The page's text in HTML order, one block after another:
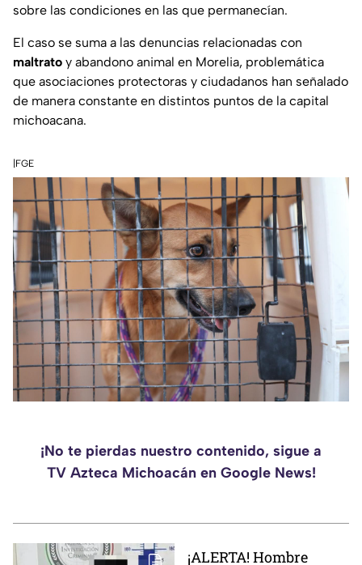
sobre las condiciones en las que permanecían.
El caso se suma a las denuncias relacionadas con
maltrato y abandono animal en Morelia, problemática
que asociaciones protectoras y ciudadanos han señalado
de manera constante en distintos puntos de la capital
michoacana.
|FGE
¡No te pierdas nuestro contenido, sigue a
TV Azteca Michoacán en Google News!
¡ALERTA! Hombre